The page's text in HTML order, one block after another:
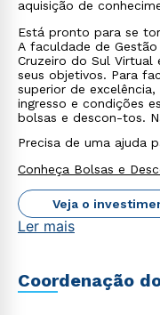
aquisição de
Está pronto para se
A faculdade de
Cruzeiro do Sul Virtual
seus objetivos. Para
superior de
ingresso e condições
bolsas e descon-tos.
Precisa de uma ajuda
Conheça Bolsas e
Veja o
Ler mais
Coordenação